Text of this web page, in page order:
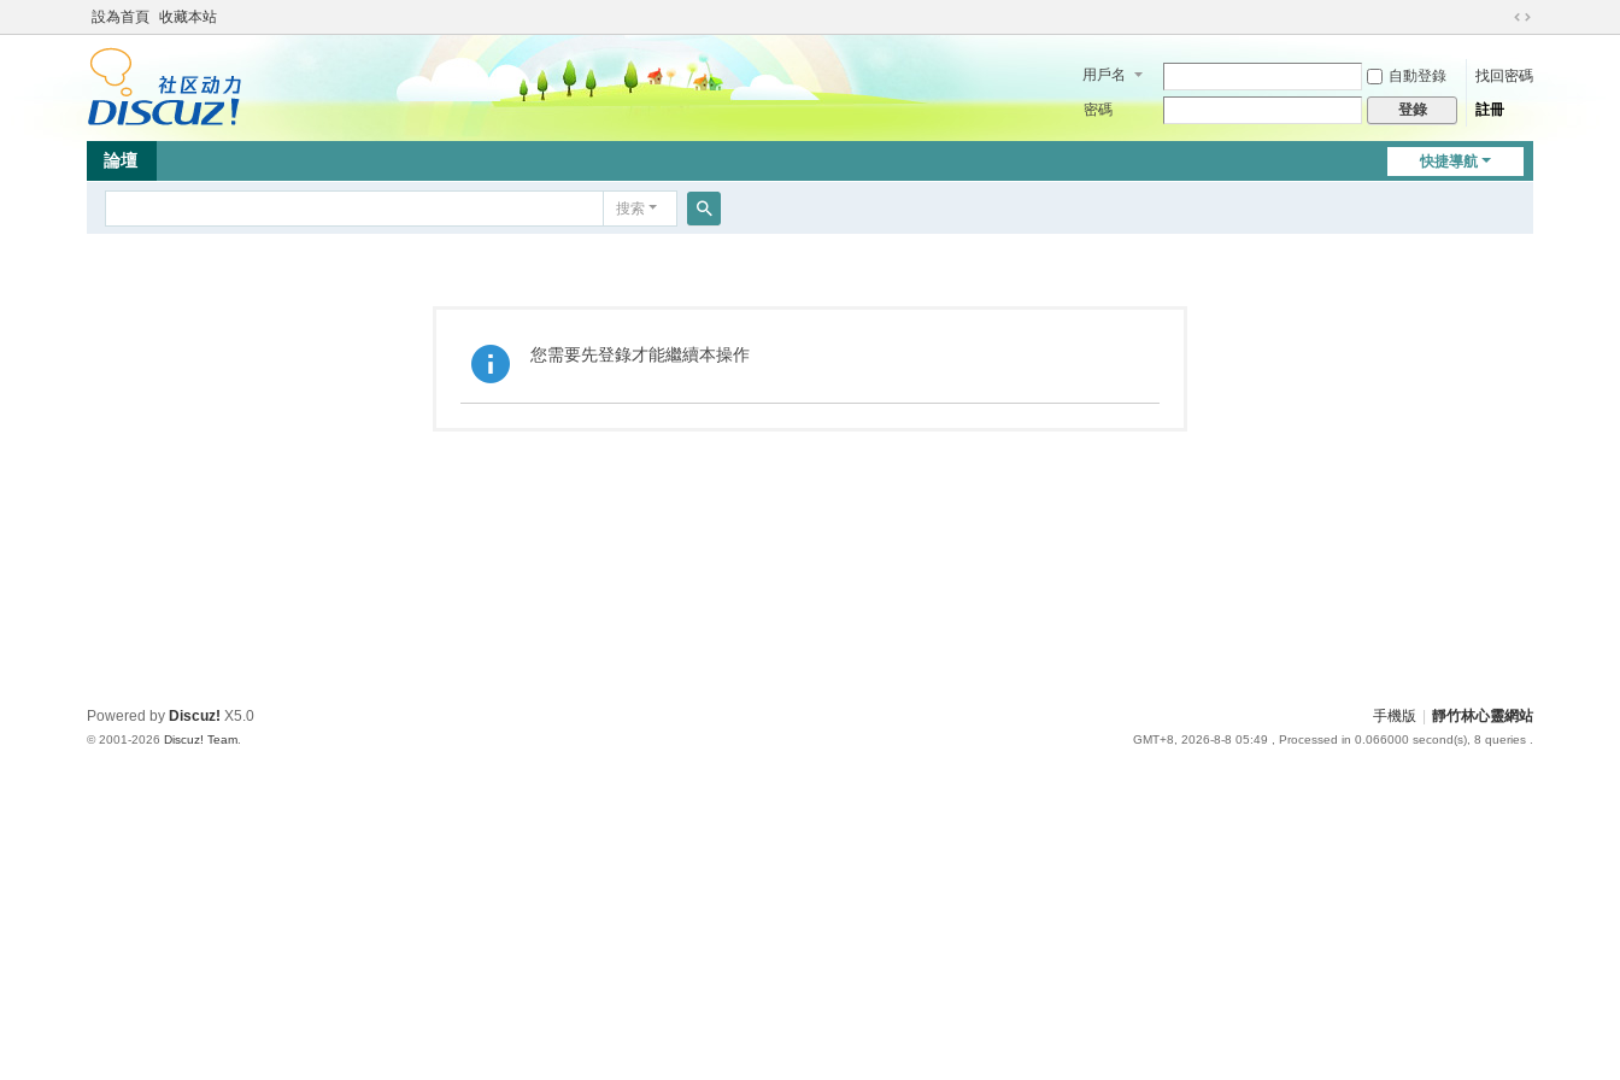
設為首頁 收藏本站
切
到
用戶名 自動登錄
找回密碼
密碼
登錄 註冊
快捷導航
論壇
搜索
您需要先登錄才能繼續本操作
手機版 靜竹林心靈網站
GMT+8, 2026-8-8 05:49 , Processed in 0.066000 second(s), 8 queries .
Powered by Discuz! X5.0
© 2001-2026 Discuz! Team